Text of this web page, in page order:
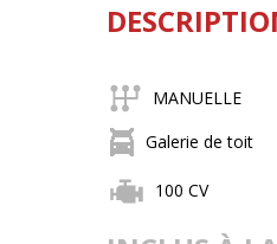
MANUELLE
Galerie de toit
100 CV